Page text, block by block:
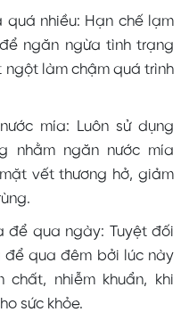
quá nhiều: Hạn chế lạm
ngăn ngừa tình trạng
làm chậm quá trình
mía: Luôn sử dụng
nhằm ngăn nước mía
vết thương hở, giảm
để qua ngày: Tuyệt đối
để qua đêm bởi lúc này
nhiễm khuẩn, khi
sức khỏe.